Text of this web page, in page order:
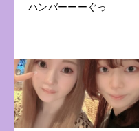
ハンバーーーぐっ